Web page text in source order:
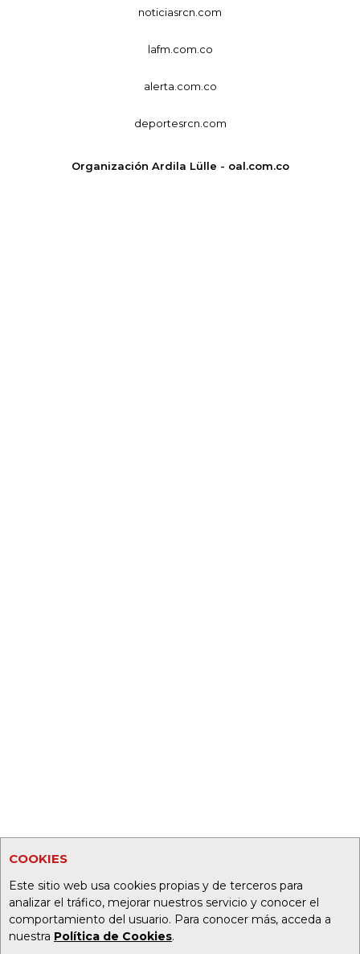
COOKIES
Este sitio web usa cookies propias y de terceros para
analizar el tráfico, mejorar nuestros servicio y conocer el
comportamiento del usuario. Para conocer más, acceda a
nuestra Política de Cookies.
noticiasrcn.com
lafm.com.co
alerta.com.co
deportesrcn.com
Organización Ardila Lülle - oal.com.co